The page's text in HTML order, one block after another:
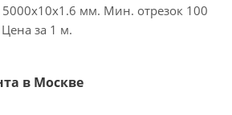
мм. Мин. отрезок 100
за 1 м.
в Москве